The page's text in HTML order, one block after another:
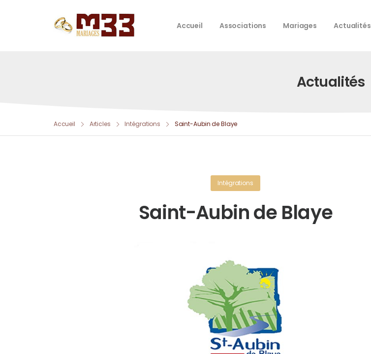
Accueil Associations Mariages Actualités
Actualités
Accueil Articles Intégrations Saint-Aubin de Blaye
Intégrations
Saint-Aubin de Blaye